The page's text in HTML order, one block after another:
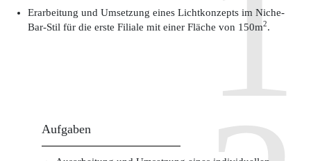
Erarbeitung und Umsetzung eines Lichtkonzepts im Niche-
Bar-Stil für die erste Filiale mit einer Fläche von 150m2.
Aufgaben